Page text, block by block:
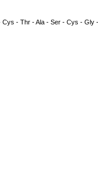
- Thr - Ala - Ser - Cys - Gly